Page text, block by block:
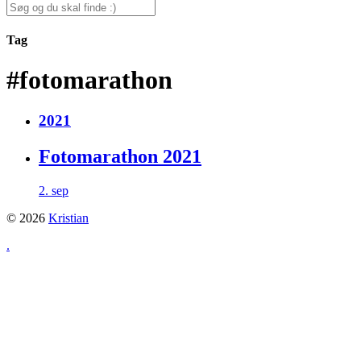
for:
Search
for:
Tag
#fotomarathon
2021
Fotomarathon 2021
2. sep
© 2026 Kristian
.